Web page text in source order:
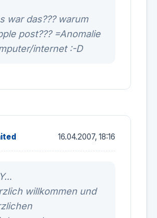
war das??? warum
post??? =Anomalie
internet :-D
16.04.2007, 18:16
willkommen und